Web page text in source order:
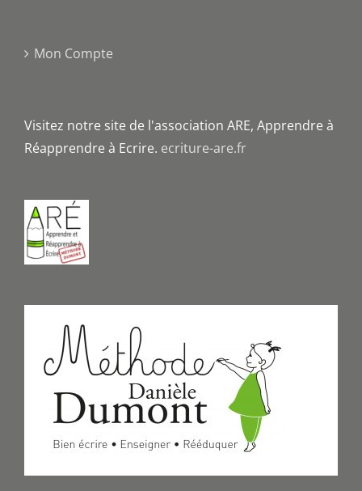
Mon Compte
Visitez notre site de l'association ARE, Apprendre à
Réapprendre à Ecrire. ecriture-are.fr